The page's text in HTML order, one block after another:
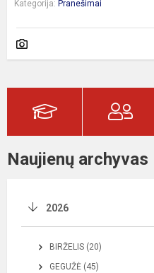
Kategorija: Pranešimai
Naujienų archyvas
2026
BIRŽELIS (20)
GEGUŽĖ (45)